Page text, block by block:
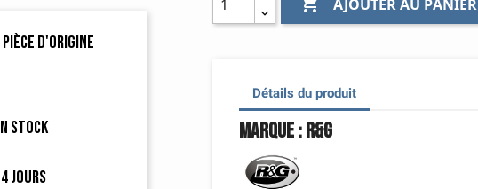
d'origine
stock
jours
AJOUTER AU PANIER
Détails du produit
Marque : R&G